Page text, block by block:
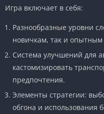
Игра включает в себя:
Разнообразные уровни
новичкам, так и
Система улучшений для
кастомизировать
предпочтения.
Элементы стратегии:
обгона и использования